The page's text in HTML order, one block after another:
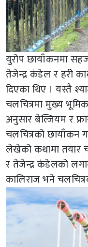
युरोप छायाँकनमा
तेजेन्द्र कंडेल र हरी
दिएका थिए । यस्तै
चलचित्रमा मुख्य
अनुसार बेल्जियम र
चलचित्रको छायाँकन
लेखेको कथामा तयार
र तेजेन्द्र कंडेलको
कालिराज भने